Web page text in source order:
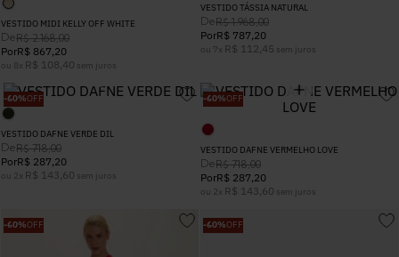
VESTIDO MIDI KELLY OFF WHITE
DeR$ 2.168,00
PorR$ 867,20
ou 8 x R$ 108 40 sem juros
VESTIDO TÁSSIA NATURAL
DeR$ 1.968,00
PorR$ 787,20
ou 7 x R$ 112 45 sem juros
-60%OFF
VESTIDO DAFNE VERDE DIL
DeR$ 718,00
PorR$ 287,20
ou 2 x R$ 143 60 sem juros
-60%OFF
VESTIDO DAFNE VERMELHO LOVE
DeR$ 718,00
PorR$ 287,20
ou 2 x R$ 143 60 sem juros
-60%OFF -60%OFF
8º
10